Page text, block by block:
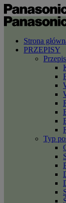
Strona
PRZEPISY
Typ